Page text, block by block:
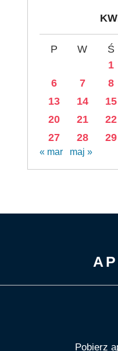
P W Ś
1
6
7 8
13
14 15
20
21 22
27
28 29
« mar maj »
Pobierz